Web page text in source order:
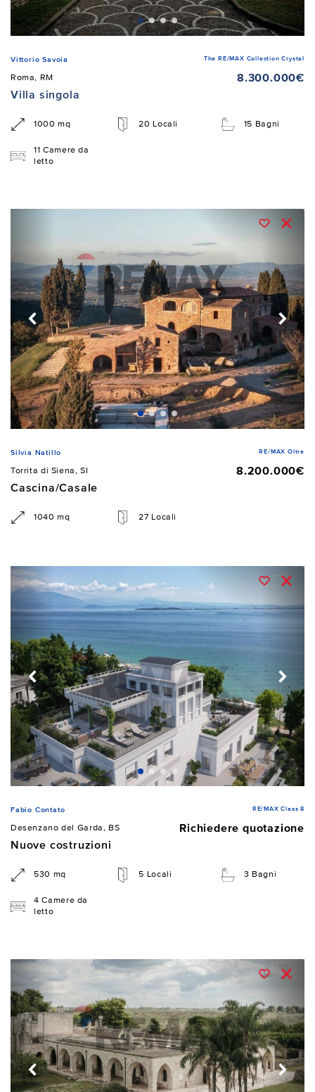
Vittorio Savoia The RE/MAX Collection Crystal
Roma, RM
8.300.000€
Villa singola
1000 mq 20 Locali 15 Bagni
11 Camere da
letto
Silvia Natillo RE/MAX Oltre
Torrita di Siena, SI
8.200.000€
Cascina/Casale
1040 mq 27 Locali
Fabio Contato RE/MAX Class 8
Desenzano del Garda, BS
Richiedere quotazione
Nuove costruzioni
530 mq 5 Locali 3 Bagni
4 Camere da
letto